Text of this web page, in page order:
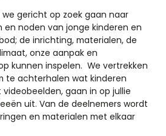
gericht op zoek gaan naar
noden van jonge kinderen en
de inrichting, materialen, de
onze aanpak en
kunnen inspelen. We vertrekken
te achterhalen wat kinderen
gaan in op jullie
uit. Van de deelnemers wordt
en materialen met elkaar